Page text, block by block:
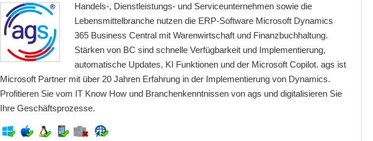
Handels-, Dienstleistungs- und Serviceunternehmen sowie die
Lebensmittelbranche nutzen die ERP-Software Microsoft Dynamics
365 Business Central mit Warenwirtschaft und Finanzbuchhaltung.
Stärken von BC sind schnelle Verfügbarkeit und Implementierung,
automatische Updates, KI Funktionen und der Microsoft Copilot. ags ist
Microsoft Partner mit über 20 Jahren Erfahrung in der Implementierung von Dynamics.
Profitieren Sie vom IT Know How und Branchenkenntnissen von ags und digitalisieren Sie
Ihre Geschäftsprozesse.